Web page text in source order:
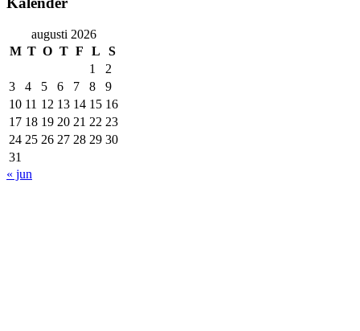
augusti 2026
M T O T F L
S
1
2
3
4 5 6 7 8
9
10 11 12 13 14 15 16
17 18 19 20 21 22 23
24 25 26 27 28 29 30
31
« jun